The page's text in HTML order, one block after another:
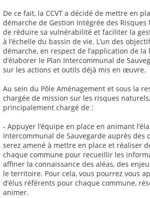
De ce fait, la CCVT a décidé de mettre en
démarche de Gestion Intégrée des Risques
de réduire sa vulnérabilité et faciliter la
à l’échelle du bassin de vie. L’un des
démarche, en respect de l’application de la
d’élaborer le Plan Intercommunal de
sur les actions et outils déjà mis en œuvre.
Au sein du Pôle Aménagement et sous la
chargée de mission sur les risques
principalement chargé de :
- Appuyer l’équipe en place en animant
Intercommunal de Sauvegarde auprès des
serez amené à mettre en place et réaliser
chaque commune pour recueillir les
affiner la connaissance des aléas, des
le territoire. Pour cela, vous pourrez vous
d’élus référents pour chaque commune,
animer.